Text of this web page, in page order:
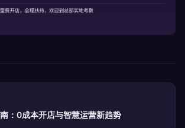
：0成本开店与智慧运营新趋势